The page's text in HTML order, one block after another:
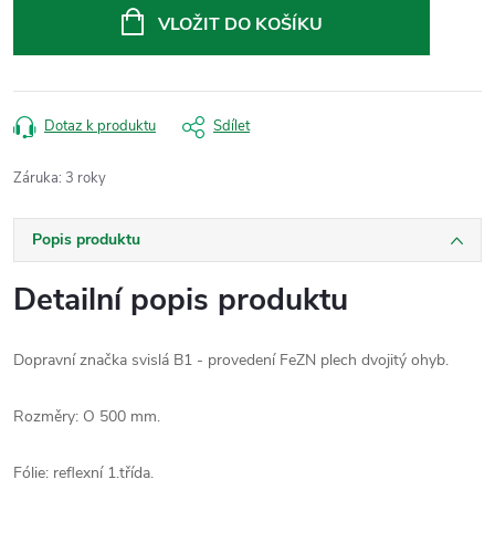
VLOŽIT DO KOŠÍKU
Dotaz k produktu Sdílet
Záruka: 3 roky
Popis produktu
Detailní popis produktu
Dopravní značka svislá B1 - provedení FeZN plech dvojitý ohyb.
Rozměry: O 500 mm.
Fólie: reflexní 1.třída.